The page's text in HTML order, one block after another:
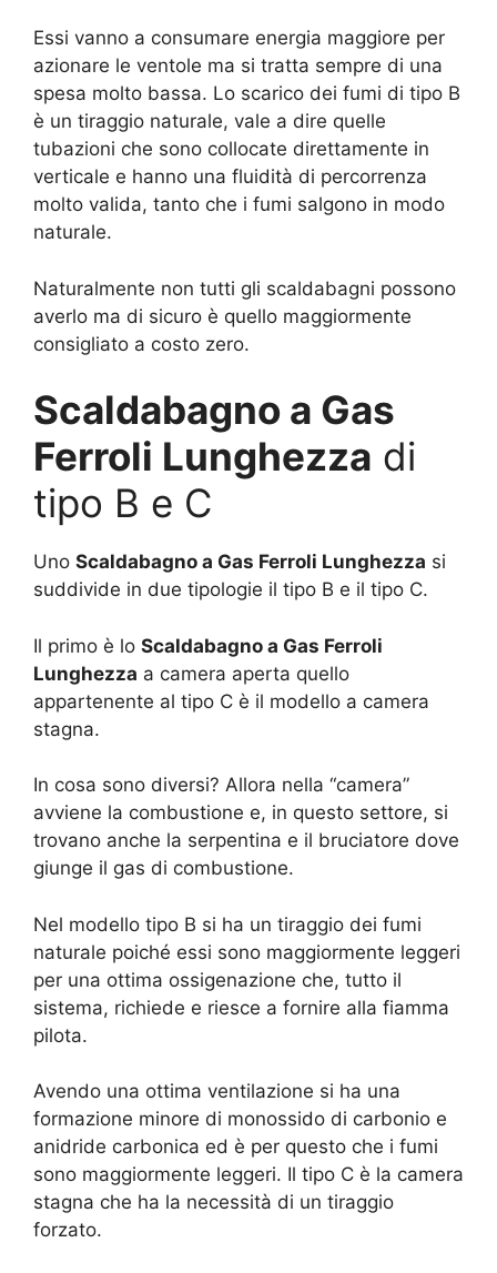
Essi vanno a consumare energia maggiore per
azionare le ventole ma si tratta sempre di una
spesa molto bassa. Lo scarico dei fumi di tipo B
è un tiraggio naturale, vale a dire quelle
tubazioni che sono collocate direttamente in
verticale e hanno una fluidità di percorrenza
molto valida, tanto che i fumi salgono in modo
naturale.
Naturalmente non tutti gli scaldabagni possono
averlo ma di sicuro è quello maggiormente
consigliato a costo zero.
Scaldabagno a Gas
Ferroli Lunghezza di
tipo B e C
Uno Scaldabagno a Gas Ferroli Lunghezza si
suddivide in due tipologie il tipo B e il tipo C.
Il primo è lo Scaldabagno a Gas Ferroli
Lunghezza a camera aperta quello
appartenente al tipo C è il modello a camera
stagna.
In cosa sono diversi? Allora nella “camera”
avviene la combustione e, in questo settore, si
trovano anche la serpentina e il bruciatore dove
giunge il gas di combustione.
Nel modello tipo B si ha un tiraggio dei fumi
naturale poiché essi sono maggiormente leggeri
per una ottima ossigenazione che, tutto il
sistema, richiede e riesce a fornire alla fiamma
pilota.
Avendo una ottima ventilazione si ha una
formazione minore di monossido di carbonio e
anidride carbonica ed è per questo che i fumi
sono maggiormente leggeri. Il tipo C è la camera
stagna che ha la necessità di un tiraggio
forzato.